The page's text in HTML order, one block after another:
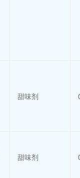
甜味剂
甜味剂